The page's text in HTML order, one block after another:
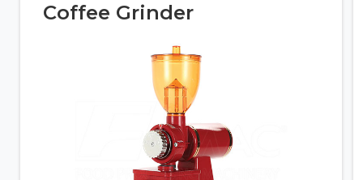
Coffee Grinder